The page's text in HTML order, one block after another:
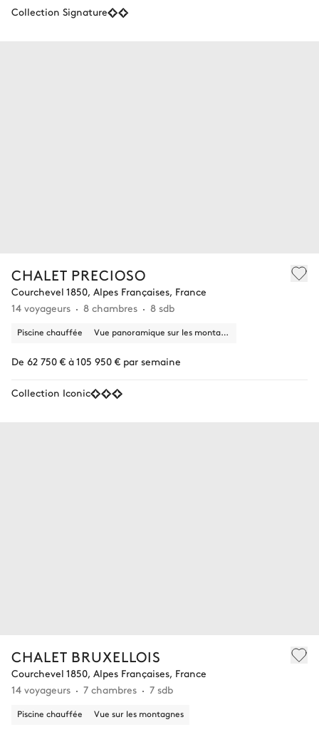
Collection Signature
CHALET PRECIOSO
Courchevel 1850, Alpes Françaises, France
14 voyageurs
8 chambres 8 sdb
Piscine chauffée Vue panoramique sur les montagnes, la nature
De 62 750 € à 105 950 € par semaine
Collection Iconic
CHALET BRUXELLOIS
Courchevel 1850, Alpes Françaises, France
14 voyageurs
7 chambres 7 sdb
Piscine chauffée Vue sur les montagnes